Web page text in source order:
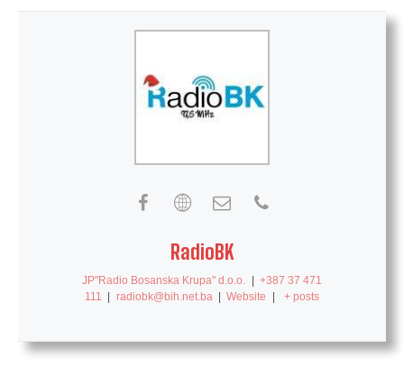
RadioBK
JP"Radio Bosanska Krupa" d.o.o. | +387 37 471
111
| radiobk@bih.net.ba | Website | + posts